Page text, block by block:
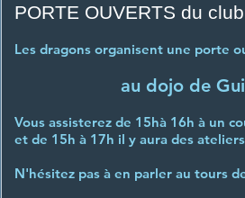
PORTE OUVERTS du
Les dragons organisent une porte
au dojo de
Vous assisterez de 15hà 16h à un
et de 15h à 17h il y aura des
N'hésitez pas à en parler au tours